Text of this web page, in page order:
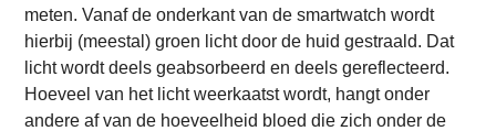
meten. Vanaf de onderkant van de smartwatch wordt
hierbij (meestal) groen licht door de huid gestraald. Dat
licht wordt deels geabsorbeerd en deels gereflecteerd.
Hoeveel van het licht weerkaatst wordt, hangt onder
andere af van de hoeveelheid bloed die zich onder de